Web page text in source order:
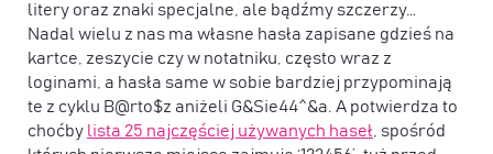
litery oraz znaki specjalne, ale bądźmy szczerzy…
Nadal wielu z nas ma własne hasła zapisane gdzieś na
kartce, zeszycie czy w notatniku, często wraz z
loginami, a hasła same w sobie bardziej przypominają
te z cyklu B@rto$z aniżeli G&Sie44^&a. A potwierdza to
choćby lista 25 najczęściej używanych haseł, spośród